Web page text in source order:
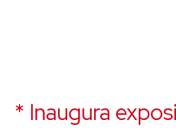
* Inaugura